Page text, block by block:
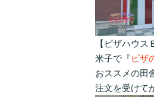
【ピザハウス
米子で『ピザ
おススメの田
注文を受けて